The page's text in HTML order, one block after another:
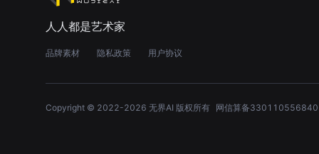
人人都是艺术家
品牌素材 隐私政策 用户协议
Copyright © 2022-2026 无界AI 版权所有 网信算备